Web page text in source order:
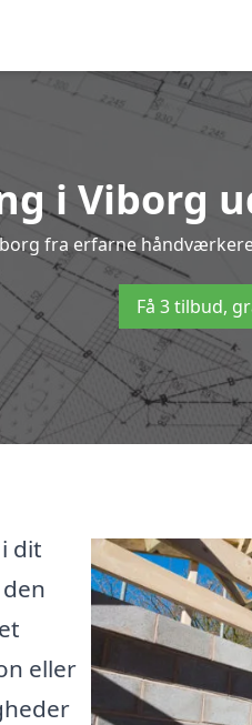
i Viborg
fra erfarne
Få 3 tilbud,
dit
eller